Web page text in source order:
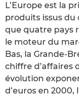
L’Europe est la
produits issus
que quatre pays
le moteur du
Bas, la Grande-
chiffre d’affaires
évolution
d’euros en 2000,